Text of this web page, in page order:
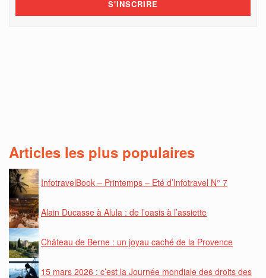
Articles les plus populaires
InfotravelBook – Printemps – Eté d’Infotravel N° 7
Alain Ducasse à Alula : de l’oasis à l’assiette
Château de Berne : un joyau caché de la Provence
15 mars 2026 : c’est la Journée mondiale des droits des